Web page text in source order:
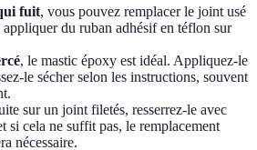
fuit, vous pouvez remplacer le joint usé
du ruban adhésif en téflon sur
, le mastic époxy est idéal. Appliquez-le
le sécher selon les instructions, souvent
sur un joint filetés, resserrez-le avec
si cela ne suffit pas, le remplacement
nécessaire.